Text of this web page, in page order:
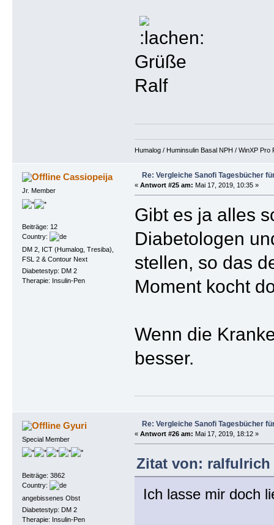
Grüße
Ralf
Humalog / Huminsulin Basal NPH / WinXP
Cassiopeija
Jr. Member
Beiträge: 12
Country:
DM 2, ICT (Humalog, Tresiba),
FSL 2 & Contour Next
Diabetestyp: DM 2
Therapie: Insulin-Pen
Re: Vergleiche Sanofi Tagesbücher
« Antwort #25 am: Mai 17, 2019, 10:35 »
Gibt es ja alles
Diabetologen
stellen, so das
Moment kocht
Wenn die
besser.
Gyuri
Special Member
Beiträge: 3862
Country:
angebissenes Obst
Diabetestyp: DM 2
Therapie: Insulin-Pen
Re: Vergleiche Sanofi Tagesbücher
« Antwort #26 am: Mai 17, 2019, 18:12 »
Zitat von: ralfulrich
Ich lasse mir doch